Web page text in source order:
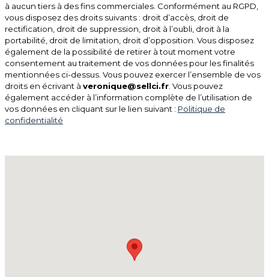
à aucun tiers à des fins commerciales. Conformément au RGPD,
vous disposez des droits suivants : droit d’accès, droit de
rectification, droit de suppression, droit à l’oubli, droit à la
portabilité, droit de limitation, droit d’opposition. Vous disposez
également de la possibilité de retirer à tout moment votre
consentement au traitement de vos données pour les finalités
mentionnées ci-dessus. Vous pouvez exercer l’ensemble de vos
droits en écrivant à veronique@sellci.fr . Vous pouvez
également accéder à l’information complète de l’utilisation de
vos données en cliquant sur le lien suivant : Politique de
confidentialité